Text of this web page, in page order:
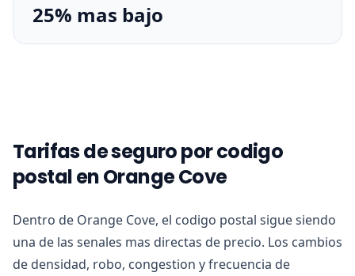
25% mas bajo
Tarifas de seguro por codigo
postal en Orange Cove
Dentro de Orange Cove, el codigo postal sigue siendo
una de las senales mas directas de precio. Los cambios
de densidad, robo, congestion y frecuencia de